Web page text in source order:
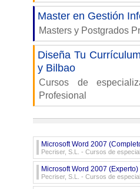
Master en Gestión
Masters y Postgrados
Diseña Tu
y Bilbao
Cursos de
Profesional
Microsoft Word 2007
Pecriser, S.L. - Cursos de
Microsoft Word 2007 (Experto)
Pecriser, S.L. - Cursos de